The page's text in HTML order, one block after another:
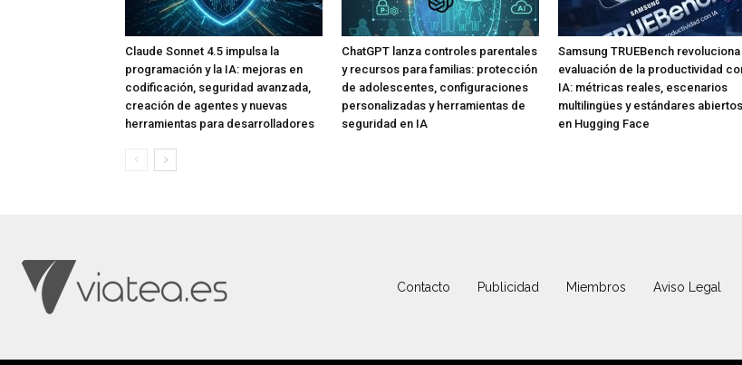
Claude Sonnet 4.5 impulsa la
programación y la IA: mejoras en
codificación, seguridad avanzada,
creación de agentes y nuevas
herramientas para desarrolladores
ChatGPT lanza controles parentales
y recursos para familias: protección
de adolescentes, configuraciones
personalizadas y herramientas de
seguridad en IA
Samsung TRUEBench revoluciona
evaluación de la productividad
IA: métricas reales, escenarios
multilingües y estándares abiertos
en Hugging Face
Contacto Publicidad Miembros Aviso Legal